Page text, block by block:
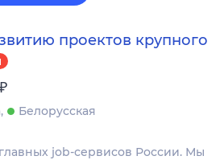
проектов крупного
₽
Белорусская
job-сервисов России. Мы